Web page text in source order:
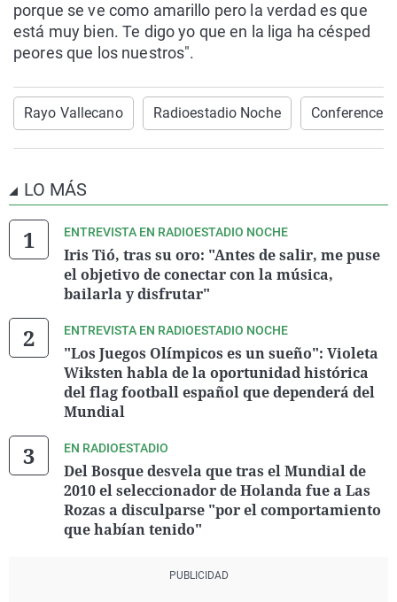
porque se ve como amarillo pero la verdad es que
está muy bien. Te digo yo que en la liga ha césped
peores que los nuestros".
Rayo Vallecano Radioestadio Noche Conference
LO MÁS
ENTREVISTA EN RADIOESTADIO NOCHE
Iris Tió, tras su oro: "Antes de salir, me puse
el objetivo de conectar con la música,
bailarla y disfrutar"
ENTREVISTA EN RADIOESTADIO NOCHE
"Los Juegos Olímpicos es un sueño": Violeta
Wiksten habla de la oportunidad histórica
del flag football español que dependerá del
Mundial
EN RADIOESTADIO
Del Bosque desvela que tras el Mundial de
2010 el seleccionador de Holanda fue a Las
Rozas a disculparse "por el comportamiento
que habían tenido"